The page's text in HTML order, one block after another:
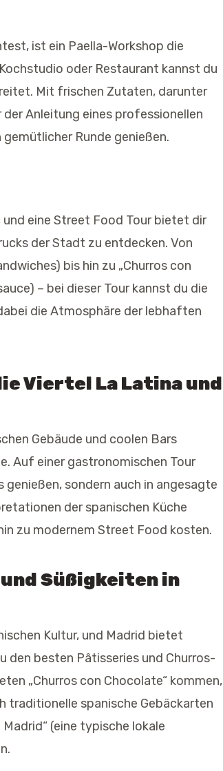
ist ein Paella-Workshop die
oder Restaurant kannst du
Mit frischen Zutaten, darunter
Anleitung eines professionellen
gemütlicher Runde genießen.
eine Street Food Tour bietet dir
der Stadt zu entdecken. Von
bis hin zu „Churros con
– bei dieser Tour kannst du die
die Atmosphäre der lebhaften
Viertel La Latina und
Gebäude und coolen Bars
Auf einer gastronomischen Tour
sondern auch in angesagte
der spanischen Küche
zu modernem Street Food kosten.
Süßigkeiten in
Kultur, und Madrid bietet
den besten Pâtisseries und Churros-
„Churros con Chocolate“ kommen,
traditionelle spanische Gebäckarten
(eine typische lokale